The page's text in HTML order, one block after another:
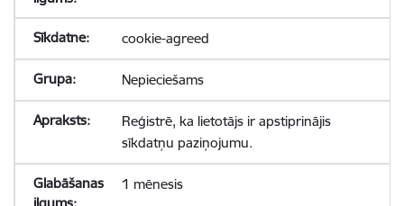
cookie-agreed
Nepieciešams
Reģistrē, ka lietotājs ir apstiprinājis
sīkdatņu paziņojumu.
1 mēnesis